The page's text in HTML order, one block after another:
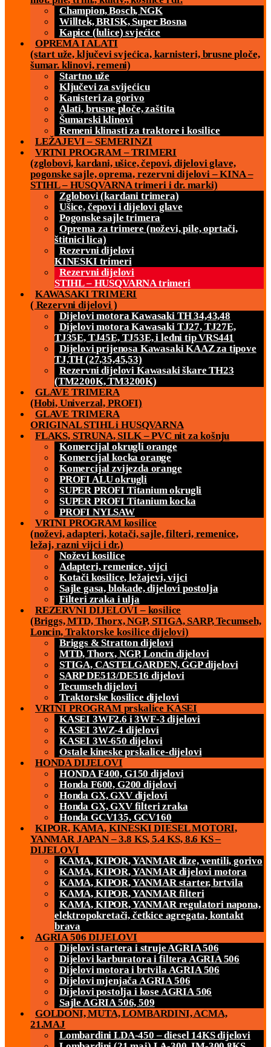
Champion, Bosch, NGK
Willtek, BRISK, Super Bosna
Kapice (lulice) svjećice
OPREMA I ALATI
(start uže, ključevi svjećica, karnisteri, brusne ploče,
šumar. klinovi, remeni)
Startno uže
Ključevi za svijećicu
Kanisteri za gorivo
Alati, brusne ploče, zaštita
Šumarski klinovi
Remeni klinasti za traktore i kosilice
LEŽAJEVI – SEMERINZI
VRTNI PROGRAM – TRIMERI
(zglobovi, kardani, ušice, čepovi, dijelovi glave,
pogonske sajle, oprema, rezervni dijelovi – KINA –
STIHL – HUSQVARNA trimeri i dr. marki)
Zglobovi (kardani trimera)
Ušice, čepovi i dijelovi glave
Pogonske sajle trimera
Oprema za trimere (noževi, pile, oprtači,
štitnici lica)
Rezervni dijelovi
KINESKI trimeri
Rezervni dijelovi
STIHL – HUSQVARNA trimeri
KAWASAKI TRIMERI
( Rezervni dijelovi )
Dijelovi motora Kawasaki TH 34,43,48
Dijelovi motora Kawasaki TJ27, TJ27E,
TJ35E, TJ45E, TJ53E, i leđni tip VRS441
Dijelovi prijenosa Kawasaki KAAZ za tipove
TJ,TH (27,35,45,53)
Rezervni dijelovi Kawasaki škare TH23
(TM2200K, TM3200K)
GLAVE TRIMERA
(Hobi, Univerzal, PROFI)
GLAVE TRIMERA
ORIGINAL STIHL i HUSQVARNA
FLAKS, STRUNA, SILK – PVC nit za košnju
Komercijal okrugli orange
Komercijal kocka orange
Komercijal zvijezda orange
PROFI ALU okrugli
SUPER PROFI Titanium okrugli
SUPER PROFI Titanium kocka
PROFI NYLSAW
VRTNI PROGRAM kosilice
(noževi, adapteri, kotači, sajle, filteri, remenice,
ležaj, razni vijci i dr.)
Noževi kosilice
Adapteri, remenice, vijci
Kotači kosilice, ležajevi, vijci
Sajle gasa, blokade, dijelovi postolja
Filteri zraka i ulja
REZERVNI DIJELOVI – kosilice
(Briggs, MTD, Thorx, NGP, STIGA, SARP, Tecumseh,
Loncin, Traktorske kosilice dijelovi)
Briggs & Stratton dijelovi
MTD, Thorx, NGP, Loncin dijelovi
STIGA, CASTELGARDEN, GGP dijelovi
SARP DE513/DE516 dijelovi
Tecumseh dijelovi
Traktorske kosilice dijelovi
VRTNI PROGRAM prskalice KASEI
KASEI 3WF2.6 i 3WF-3 dijelovi
KASEI 3WZ-4 dijelovi
KASEI 3W-650 dijelovi
Ostale kineske prskalice-dijelovi
HONDA DIJELOVI
HONDA F400, G150 dijelovi
Honda F600, G200 dijelovi
Honda GX, GXV dijelovi
Honda GX, GXV filteri zraka
Honda GCV135, GCV160
KIPOR, KAMA, KINESKI DIESEL MOTORI,
YANMAR JAPAN – 3.8 KS, 5.4 KS, 8.6 KS –
DIJELOVI
KAMA, KIPOR, YANMAR dize, ventili, gorivo
KAMA, KIPOR, YANMAR dijelovi motora
KAMA, KIPOR, YANMAR starter, brtvila
KAMA, KIPOR, YANMAR filteri
KAMA, KIPOR, YANMAR regulatori napona,
elektropokretači, četkice agregata, kontakt
brava
AGRIA 506 DIJELOVI
Dijelovi startera i struje AGRIA 506
Dijelovi karburatora i filtera AGRIA 506
Dijelovi motora i brtvila AGRIA 506
Dijelovi mjenjača AGRIA 506
Dijelovi postolja i kose AGRIA 506
Sajle AGRIA 506, 509
GOLDONI, MUTA, LOMBARDINI, ACMA,
21.MAJ
Lombardini LDA-450 – diesel 14KS dijelovi